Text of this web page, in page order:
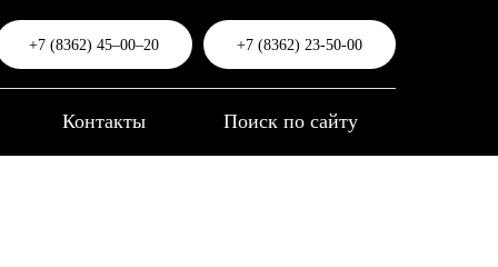
+7 (8362) 45‒00‒20 +7 (8362) 23-50-00
Контакты Поиск по сайту